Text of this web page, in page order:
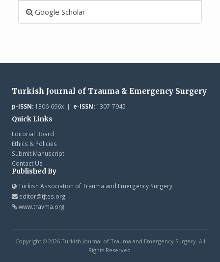
Google Scholar
Turkish Journal of Trauma & Emergency Surgery
p-ISSN:1306-696x | e-ISSN:1307-7945
Quick Links
Editorial Board
Ethics & Policies
Submit Manuscript
Contact Us
Published By
Turkish Association of Trauma and Emergency Surgery
editor@tjtes.org
www.travma.org
Copyright © 2026 Turkish Journal of Trauma and Emergency Surgery. All
Rights Reserved.